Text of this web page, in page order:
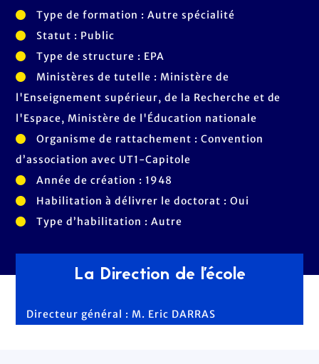
Type de formation : Autre spécialité
Statut : Public
Type de structure : EPA
Ministères de tutelle : Ministère de
l'Enseignement supérieur, de la Recherche et de
l'Espace, Ministère de l'Éducation nationale
Organisme de rattachement : Convention
d’association avec UT1-Capitole
Année de création : 1948
Habilitation à délivrer le doctorat : Oui
Type d’habilitation : Autre
La Direction de l'école
Directeur général : M. Eric DARRAS